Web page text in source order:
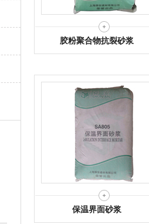
胶粉聚合物抗裂砂浆
保温界面砂浆